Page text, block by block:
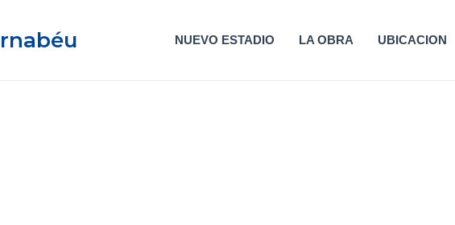
NUEVO ESTADIO LA OBRA UBICACION